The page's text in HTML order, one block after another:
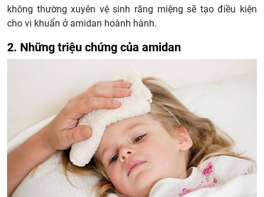
không thường xuyên vệ sinh răng miệng sẽ tạo điều kiện
cho vi khuẩn ở amidan hoành hành.
2. Những triệu chứng của amidan